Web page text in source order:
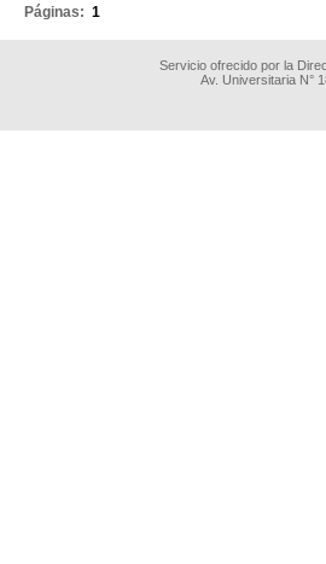
Páginas: 1
Servicio ofrecido por la
Av. Universitaria N°